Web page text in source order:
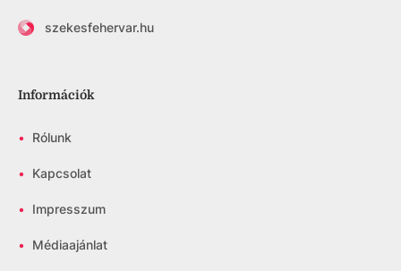
szekesfehervar.hu
Információk
• Rólunk
• Kapcsolat
• Impresszum
• Médiaajánlat